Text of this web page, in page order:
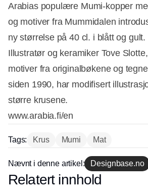
Arabias populære Mumi-kopper
og motiver fra Mummidalen
ny størrelse på 40 cl. i blått og gult.
Illustratør og keramiker Tove
motiver fra originalbøkene og
siden 1990, har modifisert
større krusene.
www.arabia.fi/en
Annonce
Tags: Krus Mumi Mat
Nævnt i denne artikel: Designbase.no
Annonce
Relatert innhold